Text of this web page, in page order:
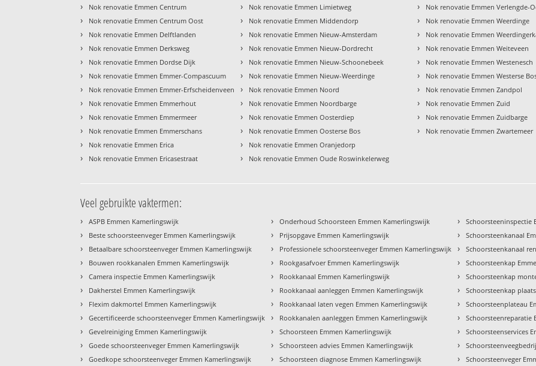
› Nok renovatie Emmen Centrum
› Nok renovatie Emmen Centrum Oost
› Nok renovatie Emmen Delftlanden
› Nok renovatie Emmen Derksweg
› Nok renovatie Emmen Dordse Dijk
› Nok renovatie Emmen Emmer-Compascuum
› Nok renovatie Emmen Emmer-Erfscheidenveen
› Nok renovatie Emmen Emmerhout
› Nok renovatie Emmen Emmermeer
› Nok renovatie Emmen Emmerschans
› Nok renovatie Emmen Erica
› Nok renovatie Emmen Ericasestraat
› Nok renovatie Emmen Limietweg
› Nok renovatie Emmen Middendorp
› Nok renovatie Emmen Nieuw-Amsterdam
› Nok renovatie Emmen Nieuw-Dordrecht
› Nok renovatie Emmen Nieuw-Schoonebeek
› Nok renovatie Emmen Nieuw-Weerdinge
› Nok renovatie Emmen Noord
› Nok renovatie Emmen Noordbarge
› Nok renovatie Emmen Oosterdiep
› Nok renovatie Emmen Oosterse Bos
› Nok renovatie Emmen Oranjedorp
› Nok renovatie Emmen Oude Roswinkelerweg
› Nok renovatie Emmen Verlengde-
› Nok renovatie Emmen Weerdinge
› Nok renovatie Emmen
› Nok renovatie Emmen Weiteveen
› Nok renovatie Emmen Westenesch
› Nok renovatie Emmen Westerse
› Nok renovatie Emmen Zandpol
› Nok renovatie Emmen Zuid
› Nok renovatie Emmen Zuidbarge
› Nok renovatie Emmen Zwartemeer
Veel gebruikte vaktermen:
› ASPB Emmen Kamerlingswijk
› Beste schoorsteenveger Emmen Kamerlingswijk
› Betaalbare schoorsteenveger Emmen Kamerlingswijk
› Bouwen rookkanalen Emmen Kamerlingswijk
› Camera inspectie Emmen Kamerlingswijk
› Dakherstel Emmen Kamerlingswijk
› Flexim dakmortel Emmen Kamerlingswijk
› Gecertificeerde schoorsteenveger Emmen Kamerlingswijk
› Gevelreiniging Emmen Kamerlingswijk
› Goede schoorsteenveger Emmen Kamerlingswijk
› Goedkope schoorsteenveger Emmen Kamerlingswijk
› Onderhoud Schoorsteen Emmen Kamerlingswijk
› Prijsopgave Emmen Kamerlingswijk
› Professionele schoorsteenveger Emmen Kamerlingswijk
› Rookgasafvoer Emmen Kamerlingswijk
› Rookkanaal Emmen Kamerlingswijk
› Rookkanaal aanleggen Emmen Kamerlingswijk
› Rookkanaal laten vegen Emmen Kamerlingswijk
› Rookkanalen aanleggen Emmen Kamerlingswijk
› Schoorsteen Emmen Kamerlingswijk
› Schoorsteen advies Emmen Kamerlingswijk
› Schoorsteen diagnose Emmen Kamerlingswijk
› Schoorsteeninspectie
› Schoorsteenkanaal
› Schoorsteenkanaal
› Schoorsteenkap
› Schoorsteenkap
› Schoorsteenkap
› Schoorsteenplateau
› Schoorsteenreparatie
› Schoorsteenservices
›
› Schoorsteenveger